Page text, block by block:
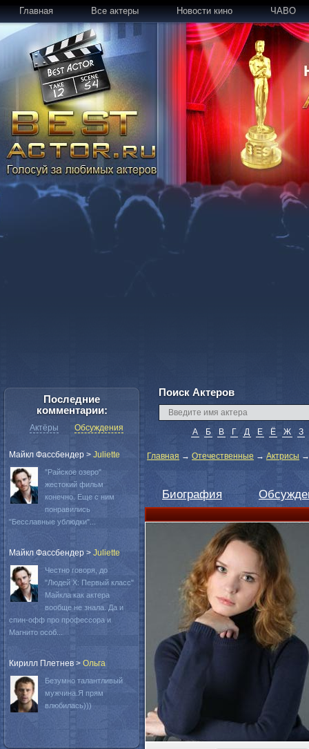
Главная Все актеры Новости кино ЧАВО
Поиск Актеров
А Б В Г Д Е Ё Ж З
Главная → Отечественные → Актрисы
Биография
Последние
комментарии:
Актёры Обсуждения
Майкл Фассбендер > Juliette
"Райское озеро"
жестокий фильм
конечно. Еще с ним
понравились
"Бесславные ублюдки"...
Майкл Фассбендер > Juliette
Честно говоря, до
"Людей Х: Первый класс"
Майкла как актера
вообще не знала. Да и
спин-офф про профессора и
Магнито особ...
Кирилл Плетнев > Oльга
Безумно талантливый
мужчина.Я прям
влюбилась)))